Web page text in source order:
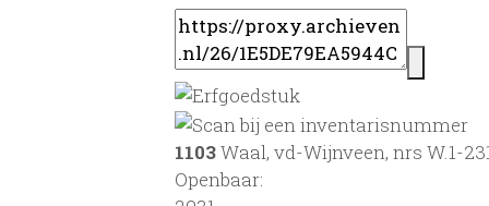
1103Waal, vd-Wijnveen, nrs W.1-
Openbaar: